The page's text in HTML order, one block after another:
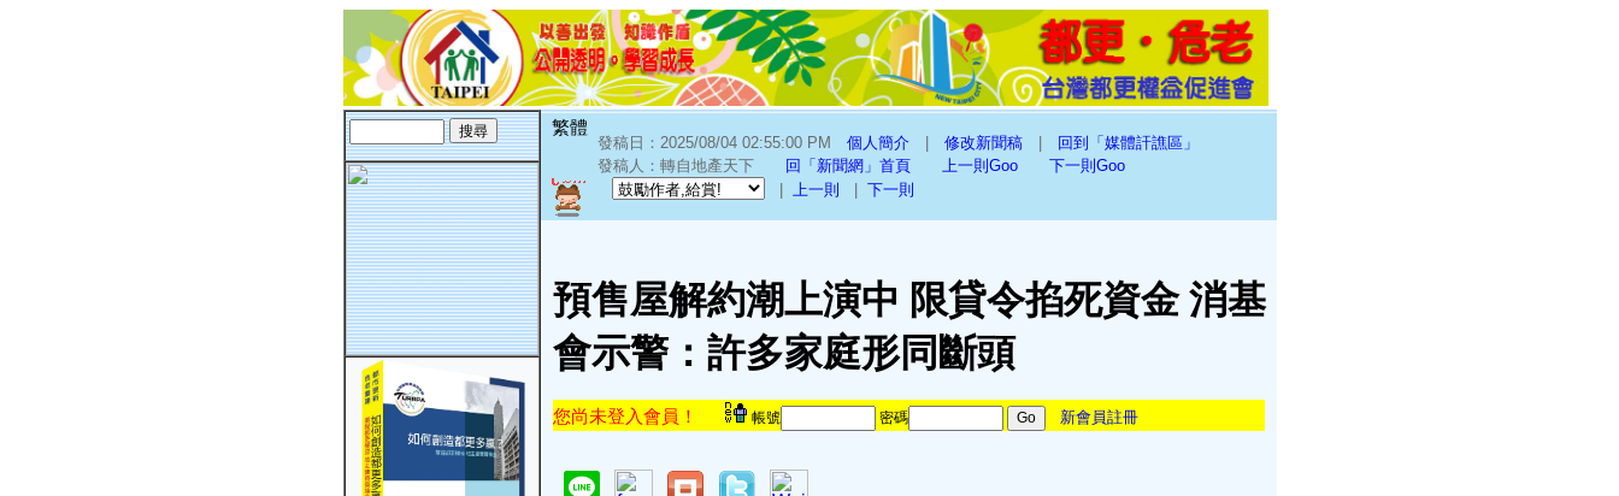
繁體
發稿日：2025/08/04 02:55:00 PM 個人簡介| 修改新聞稿|
回到「媒體訐譙區」
發稿人：轉自地產天下
回「新聞網」首頁 上一則Goo
下一則Goo
上一則 下一則
預售屋解約潮上演中 限貸令掐死資金 消基
會示警：許多家庭形同斷頭
您尚未登入會員！ 帳號 密碼 新會員註冊